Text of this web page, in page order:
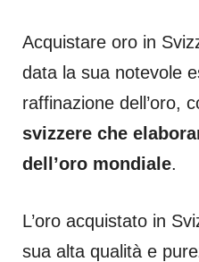
Acquistare oro in
data la sua notevole
raffinazione dell’oro,
svizzere che
dell’oro mondiale.
L’oro acquistato in
sua alta qualità e